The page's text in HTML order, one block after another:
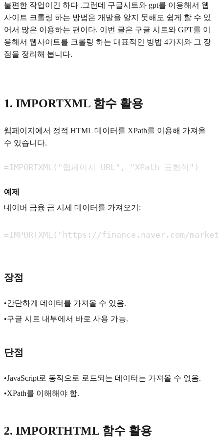
불편한 작업이긴 하다 .그런데 구글시트와 gpt를 이용해서 웹
사이트 크롤링 하는 방법은 개발을 알지 못해도 쉽게 할 수 있
어서 많은 이용하는 편이다. 이번 글은 구글 시트와 GPT를 이
용해서 웹사이트를 크롤링 하는 대표적인 방법 4가지와 그 장
점을 정리해 봅니다.
1. IMPORTXML 함수 활용
웹페이지에서 정적 HTML 데이터를 XPath를 이용해 가져올
수 있습니다.
=IMPORTXML("웹페이지 URL", "XPath 표현식")
예제
네이버 금융 금 시세 데이터를 가져오기:
=IMPORTXML("https://finance.naver.com/
장점
•간단하게 데이터를 가져올 수 있음.
•구글 시트 내부에서 바로 사용 가능.
단점
•JavaScript로 동적으로 로드되는 데이터는 가져올 수 없음.
•XPath를 이해해야 함.
2. IMPORTHTML 함수 활용